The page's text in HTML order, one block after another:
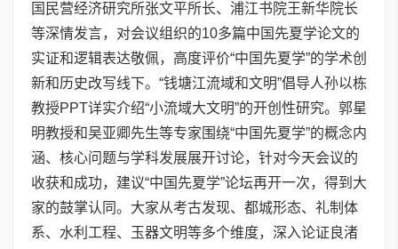
国民营经济研究所张文平所长、浦江书院王新华院长
等深情发言，对会议组织的10多篇中国先夏学论文的
实证和逻辑表达敬佩，高度评价“中国先夏学”的学术创
新和历史改写线下。“钱塘江流域和文明”倡导人孙以栋
教授PPT详实介绍“小流域大文明”的开创性研究。郭星
明教授和吴亚卿先生等专家围绕“中国先夏学”的概念内
涵、核心问题与学科发展展开讨论，针对今天会议的
收获和成功，建议“中国先夏学”论坛再开一次，得到大
家的鼓掌认同。大家从考古发现、都城形态、礼制体
系、水利工程、玉器文明等多个维度，深入论证良渚